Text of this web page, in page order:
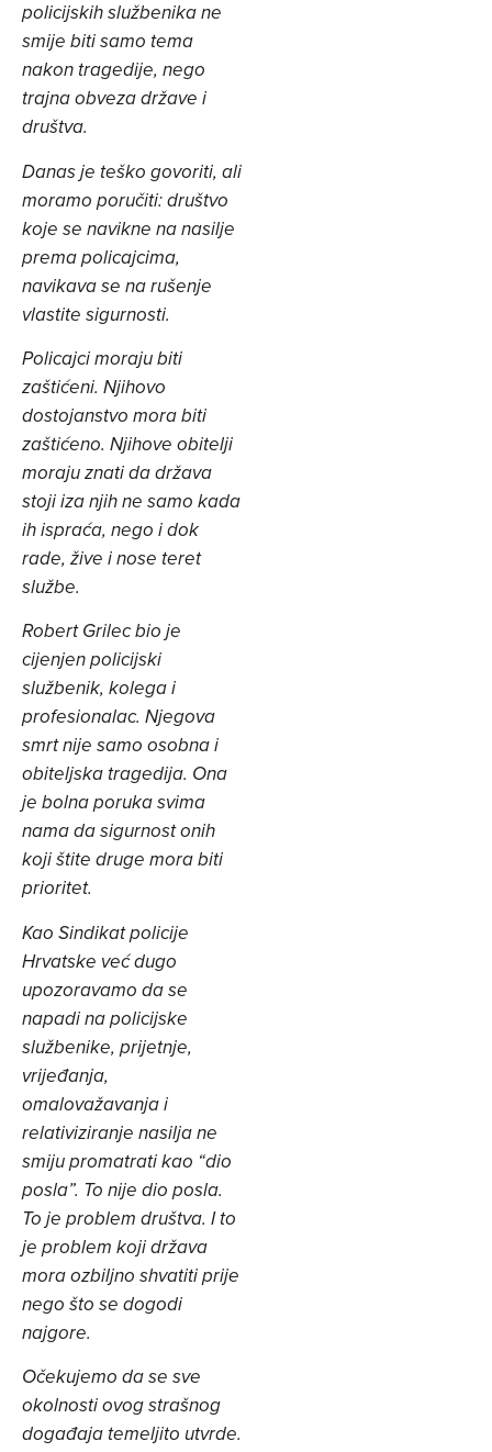
policijskih službenika ne
smije biti samo tema
nakon tragedije, nego
trajna obveza države i
društva.
Danas je teško govoriti, ali
moramo poručiti: društvo
koje se navikne na nasilje
prema policajcima,
navikava se na rušenje
vlastite sigurnosti.
Policajci moraju biti
zaštićeni. Njihovo
dostojanstvo mora biti
zaštićeno. Njihove obitelji
moraju znati da država
stoji iza njih ne samo kada
ih ispraća, nego i dok
rade, žive i nose teret
službe.
Robert Grilec bio je
cijenjen policijski
službenik, kolega i
profesionalac. Njegova
smrt nije samo osobna i
obiteljska tragedija. Ona
je bolna poruka svima
nama da sigurnost onih
koji štite druge mora biti
prioritet.
Kao Sindikat policije
Hrvatske već dugo
upozoravamo da se
napadi na policijske
službenike, prijetnje,
vrijeđanja,
omalovažavanja i
relativiziranje nasilja ne
smiju promatrati kao “dio
posla”. To nije dio posla.
To je problem društva. I to
je problem koji država
mora ozbiljno shvatiti prije
nego što se dogodi
najgore.
Očekujemo da se sve
okolnosti ovog strašnog
događaja temeljito utvrde.